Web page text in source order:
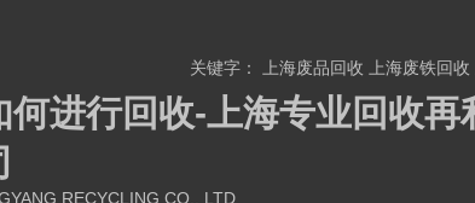
关键字： 上海废品回收 上海废铁回收
何进行回收-上海专业回收
RECYCLING CO., LTD